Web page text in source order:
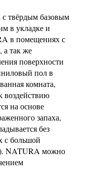
с твёрдым базовым
в укладке и
в помещениях с
а так же
поверхности
пол в
комната,
воздействию
на основе
запаха,
без
с большой
NATURA можно